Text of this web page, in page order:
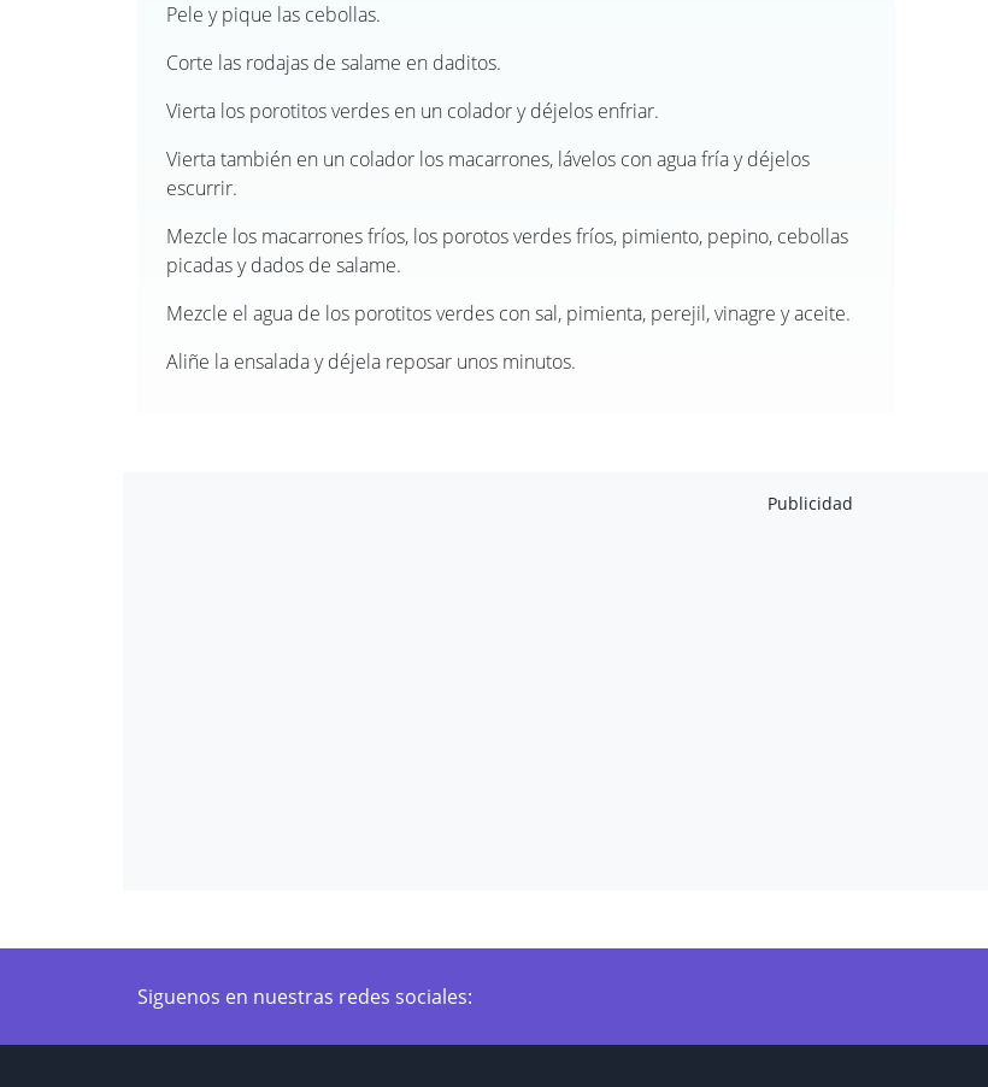
Pele y pique las cebollas.
Corte las rodajas de salame en daditos.
Vierta los porotitos verdes en un colador y déjelos enfriar.
Vierta también en un colador los macarrones, lávelos con agua fría y déjelos
escurrir.
Mezcle los macarrones fríos, los porotos verdes fríos, pimiento, pepino, cebollas
picadas y dados de salame.
Mezcle el agua de los porotitos verdes con sal, pimienta, perejil, vinagre y aceite.
Aliñe la ensalada y déjela reposar unos minutos.
Publicidad
Siguenos en nuestras redes sociales: